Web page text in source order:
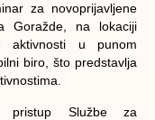
za novoprijavljene
Goražde, na lokaciji
aktivnosti u punom
biro, što predstavlja
pristup Službe za